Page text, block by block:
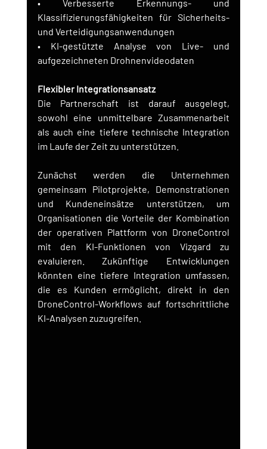
• Verbesserte Erkennungs- und
Klassifizierungsfähigkeiten für Sicherheits-
und Verteidigungsanwendungen
• KI-gestützte Analyse von Live- und
aufgezeichneten Drohnenvideodaten
Flexibler Integrationsansatz
Die Partnerschaft ist darauf ausgelegt,
sowohl eine unmittelbare Zusammenarbeit
als auch eine tiefere technische Integration
im Laufe der Zeit zu unterstützen.
Zunächst werden die Unternehmen
gemeinsam Pilotprojekte, Demonstrationen
und Kundeneinsätze unterstützen, um
Organisationen die Vorteile der Kombination
der operativen Plattform von DroneControl
mit den KI-Funktionen von Vizgard zu
evaluieren. Zukünftige Entwicklungen
könnten eine tiefere Integration umfassen,
die es Kunden ermöglicht, direkt in den
DroneControl-Workflows auf fortschrittliche
KI-Analysen zuzugreifen.